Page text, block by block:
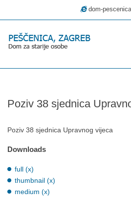
sjednica
Upravnog
dom-
Poziv 38 sjednica
Poziv 38 sjednica Upravnog vijeca
Downloads
full (x)
thumbnail (x)
medium (x)